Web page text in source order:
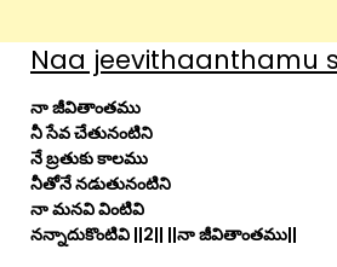
Naa jeevithaanthamu
నా జీవితాంతము
నీ సేవ చేతునంటిని
నే బ్రతుకు కాలము
నీతోనే నడుతునంటిని
నా మనవి వింటివి
నన్నాదుకొంటివి ||2|| ||నా జీవితాంతము||